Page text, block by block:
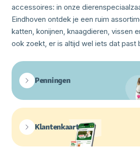
accessoires: in onze
Eindhoven ontdek je een ruim
katten, konijnen, knaagdieren, vissen
ook zoekt, er is altijd wel iets dat past
Penningen
Klantenkaart